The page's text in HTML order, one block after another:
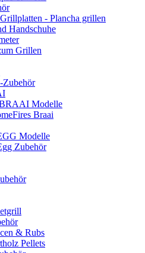
- Plancha grillen
Handschuhe
Grillen
Zubehör
Modelle
Braai
Modelle
Zubehör
& Rubs
Pellets